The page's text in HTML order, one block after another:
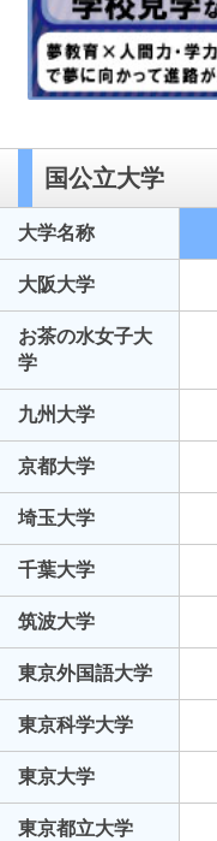
国公立大学
大学名称
大阪大学
お茶の水女子大
学
九州大学
京都大学
埼玉大学
千葉大学
筑波大学
東京外国語大学
東京科学大学
東京大学
東京都立大学